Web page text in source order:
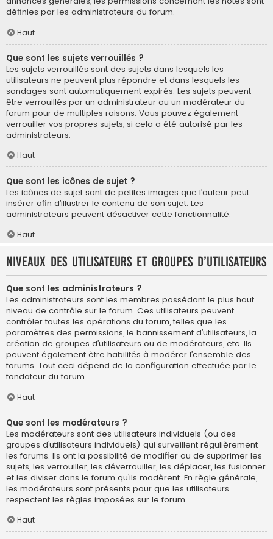
définies par les administrateurs du forum.
Haut
Que sont les sujets verrouillés ?
Les sujets verrouillés sont des sujets dans lesquels les
utilisateurs ne peuvent plus répondre et dans lesquels les
sondages sont automatiquement expirés. Les sujets peuvent
être verrouillés par un administrateur ou un modérateur du
forum pour de multiples raisons. Vous pouvez également
verrouiller vos propres sujets, si cela a été autorisé par les
administrateurs.
Haut
Que sont les icônes de sujet ?
Les icônes de sujet sont de petites images que l’auteur peut
insérer afin d’illustrer le contenu de son sujet. Les
administrateurs peuvent désactiver cette fonctionnalité.
Haut
Niveaux des utilisateurs et groupes d’utilisateurs
Que sont les administrateurs ?
Les administrateurs sont les membres possédant le plus haut
niveau de contrôle sur le forum. Ces utilisateurs peuvent
contrôler toutes les opérations du forum, telles que les
paramètres des permissions, le bannissement d’utilisateurs, la
création de groupes d’utilisateurs ou de modérateurs, etc. Ils
peuvent également être habilités à modérer l’ensemble des
forums. Tout ceci dépend de la configuration effectuée par le
fondateur du forum.
Haut
Que sont les modérateurs ?
Les modérateurs sont des utilisateurs individuels (ou des
groupes d’utilisateurs individuels) qui surveillent régulièrement
les forums. Ils ont la possibilité de modifier ou de supprimer les
sujets, les verrouiller, les déverrouiller, les déplacer, les fusionner
et les diviser dans le forum qu’ils modèrent. En règle générale,
les modérateurs sont présents pour que les utilisateurs
respectent les règles imposées sur le forum.
Haut